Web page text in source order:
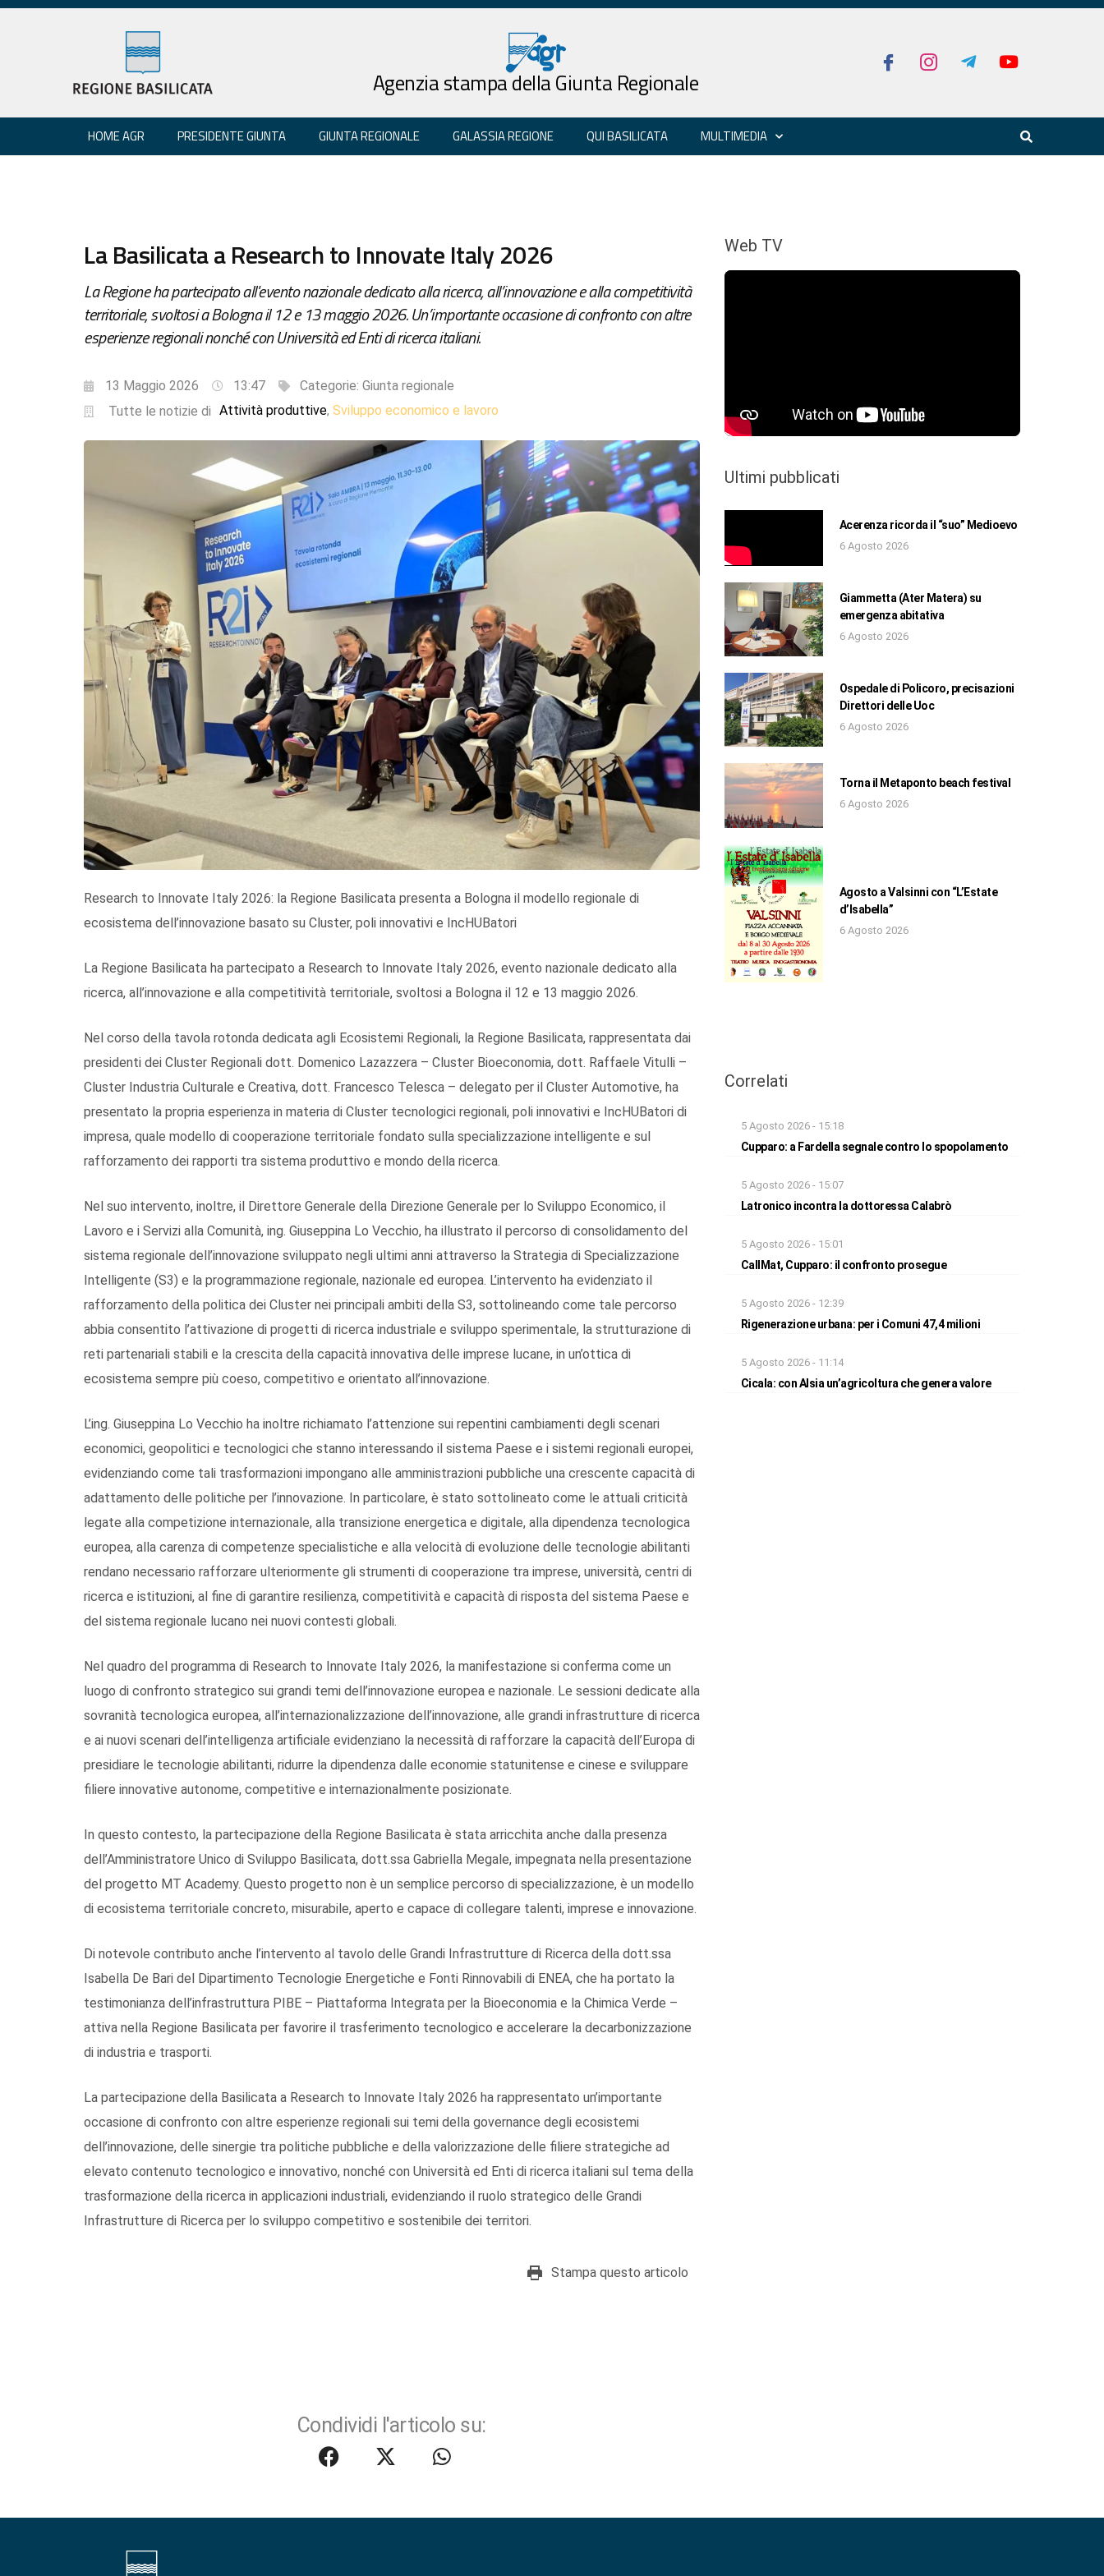
Agenzia stampa della Giunta Regionale
HOME AGR PRESIDENTE GIUNTA GIUNTA REGIONALE GALASSIA REGIONE QUI BASILICATA MULTIMEDIA
La Basilicata a Research to Innovate Italy 2026
La Regione ha partecipato all'evento nazionale dedicato alla ricerca, all’innovazione e alla competitività
territoriale, svoltosi a Bologna il 12 e 13 maggio 2026. Un’importante occasione di confronto con altre
esperienze regionali nonché con Università ed Enti di ricerca italiani.
13 Maggio 2026 13:47 Categorie: Giunta regionale
Tutte le notizie di Attività produttive, Sviluppo economico e lavoro
Research to Innovate Italy 2026: la Regione Basilicata presenta a Bologna il modello regionale di
ecosistema dell’innovazione basato su Cluster, poli innovativi e IncHUBatori
La Regione Basilicata ha partecipato a Research to Innovate Italy 2026, evento nazionale dedicato alla
ricerca, all’innovazione e alla competitività territoriale, svoltosi a Bologna il 12 e 13 maggio 2026.
Nel corso della tavola rotonda dedicata agli Ecosistemi Regionali, la Regione Basilicata, rappresentata dai
presidenti dei Cluster Regionali dott. Domenico Lazazzera – Cluster Bioeconomia, dott. Raffaele Vitulli –
Cluster Industria Culturale e Creativa, dott. Francesco Telesca – delegato per il Cluster Automotive, ha
presentato la propria esperienza in materia di Cluster tecnologici regionali, poli innovativi e IncHUBatori di
impresa, quale modello di cooperazione territoriale fondato sulla specializzazione intelligente e sul
rafforzamento dei rapporti tra sistema produttivo e mondo della ricerca.
Nel suo intervento, inoltre, il Direttore Generale della Direzione Generale per lo Sviluppo Economico, il
Lavoro e i Servizi alla Comunità, ing. Giuseppina Lo Vecchio, ha illustrato il percorso di consolidamento del
sistema regionale dell’innovazione sviluppato negli ultimi anni attraverso la Strategia di Specializzazione
Intelligente (S3) e la programmazione regionale, nazionale ed europea. L’intervento ha evidenziato il
rafforzamento della politica dei Cluster nei principali ambiti della S3, sottolineando come tale percorso
abbia consentito l’attivazione di progetti di ricerca industriale e sviluppo sperimentale, la strutturazione di
reti partenariali stabili e la crescita della capacità innovativa delle imprese lucane, in un’ottica di
ecosistema sempre più coeso, competitivo e orientato all’innovazione.
L’ing. Giuseppina Lo Vecchio ha inoltre richiamato l’attenzione sui repentini cambiamenti degli scenari
economici, geopolitici e tecnologici che stanno interessando il sistema Paese e i sistemi regionali europei,
evidenziando come tali trasformazioni impongano alle amministrazioni pubbliche una crescente capacità di
adattamento delle politiche per l’innovazione. In particolare, è stato sottolineato come le attuali criticità
legate alla competizione internazionale, alla transizione energetica e digitale, alla dipendenza tecnologica
europea, alla carenza di competenze specialistiche e alla velocità di evoluzione delle tecnologie abilitanti
rendano necessario rafforzare ulteriormente gli strumenti di cooperazione tra imprese, università, centri di
ricerca e istituzioni, al fine di garantire resilienza, competitività e capacità di risposta del sistema Paese e
del sistema regionale lucano nei nuovi contesti globali.
Nel quadro del programma di Research to Innovate Italy 2026, la manifestazione si conferma come un
luogo di confronto strategico sui grandi temi dell’innovazione europea e nazionale. Le sessioni dedicate alla
sovranità tecnologica europea, all’internazionalizzazione dell’innovazione, alle grandi infrastrutture di ricerca
e ai nuovi scenari dell’intelligenza artificiale evidenziano la necessità di rafforzare la capacità dell’Europa di
presidiare le tecnologie abilitanti, ridurre la dipendenza dalle economie statunitense e cinese e sviluppare
filiere innovative autonome, competitive e internazionalmente posizionate.
In questo contesto, la partecipazione della Regione Basilicata è stata arricchita anche dalla presenza
dell’Amministratore Unico di Sviluppo Basilicata, dott.ssa Gabriella Megale, impegnata nella presentazione
del progetto MT Academy. Questo progetto non è un semplice percorso di specializzazione, è un modello
di ecosistema territoriale concreto, misurabile, aperto e capace di collegare talenti, imprese e innovazione.
Di notevole contributo anche l’intervento al tavolo delle Grandi Infrastrutture di Ricerca della dott.ssa
Isabella De Bari del Dipartimento Tecnologie Energetiche e Fonti Rinnovabili di ENEA, che ha portato la
testimonianza dell’infrastruttura PIBE – Piattaforma Integrata per la Bioeconomia e la Chimica Verde –
attiva nella Regione Basilicata per favorire il trasferimento tecnologico e accelerare la decarbonizzazione
di industria e trasporti.
La partecipazione della Basilicata a Research to Innovate Italy 2026 ha rappresentato un’importante
occasione di confronto con altre esperienze regionali sui temi della governance degli ecosistemi
dell’innovazione, delle sinergie tra politiche pubbliche e della valorizzazione delle filiere strategiche ad
elevato contenuto tecnologico e innovativo, nonché con Università ed Enti di ricerca italiani sul tema della
trasformazione della ricerca in applicazioni industriali, evidenziando il ruolo strategico delle Grandi
Infrastrutture di Ricerca per lo sviluppo competitivo e sostenibile dei territori.
Stampa questo articolo
Condividi l'articolo su:
Web TV
Ultimi pubblicati
Acerenza ricorda il “suo” Medioevo
6 Agosto 2026
Giammetta (Ater Matera) su
emergenza abitativa
6 Agosto 2026
Ospedale di Policoro, precisazioni
Direttori delle Uoc
6 Agosto 2026
Torna il Metaponto beach festival
6 Agosto 2026
Agosto a Valsinni con “L’Estate
d’Isabella”
6 Agosto 2026
Correlati
5 Agosto 2026 - 15:18
Cupparo: a Fardella segnale contro lo spopolamento
5 Agosto 2026 - 15:07
Latronico incontra la dottoressa Calabrò
5 Agosto 2026 - 15:01
CallMat, Cupparo: il confronto prosegue
5 Agosto 2026 - 12:39
Rigenerazione urbana: per i Comuni 47,4 milioni
5 Agosto 2026 - 11:14
Cicala: con Alsia un’agricoltura che genera valore